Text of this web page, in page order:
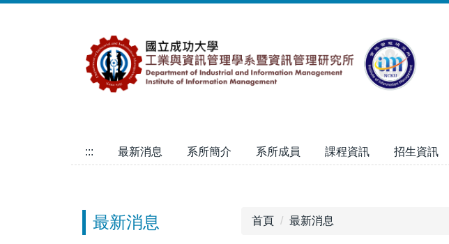
::: 最新消息 系所簡介 系所成員 課程資訊 招生資訊
最新消息 首頁 最新消息